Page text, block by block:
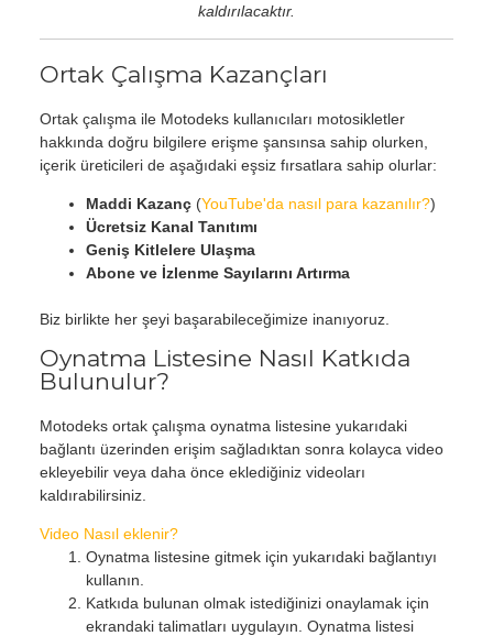
kaldırılacaktır.
Ortak Çalışma Kazançları
Ortak çalışma ile Motodeks kullanıcıları motosikletler
hakkında doğru bilgilere erişme şansınsa sahip olurken,
içerik üreticileri de aşağıdaki eşsiz fırsatlara sahip olurlar:
Maddi Kazanç(YouTube'da nasıl para kazanılır?)
Ücretsiz Kanal Tanıtımı
Geniş Kitlelere Ulaşma
Abone ve İzlenme Sayılarını Artırma
Biz birlikte her şeyi başarabileceğimize inanıyoruz.
Oynatma Listesine Nasıl Katkıda
Bulunulur?
Motodeks ortak çalışma oynatma listesine yukarıdaki
bağlantı üzerinden erişim sağladıktan sonra kolayca video
ekleyebilir veya daha önce eklediğiniz videoları
kaldırabilirsiniz.
Video Nasıl eklenir?
Oynatma listesine gitmek için yukarıdaki bağlantıyı
kullanın.
Katkıda bulunan olmak istediğinizi onaylamak için
ekrandaki talimatları uygulayın. Oynatma listesi